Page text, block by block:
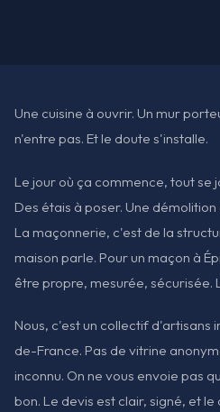
Une cuisine à ouvrir. Un mur
n'entre pas. Et le doute s'installe.
Le jour où ça commence, tout se
Des étais à poser. Une
La maçonnerie, c'est de la
maison parle. Pour un maçon à
être propre, mesurée, sécurisée.
Nous, c'est un collectif d'artisans
de-France. Pas de vitrine
inconnu. On ne vous envoie pas
bon. Le devis est clair, signé, et